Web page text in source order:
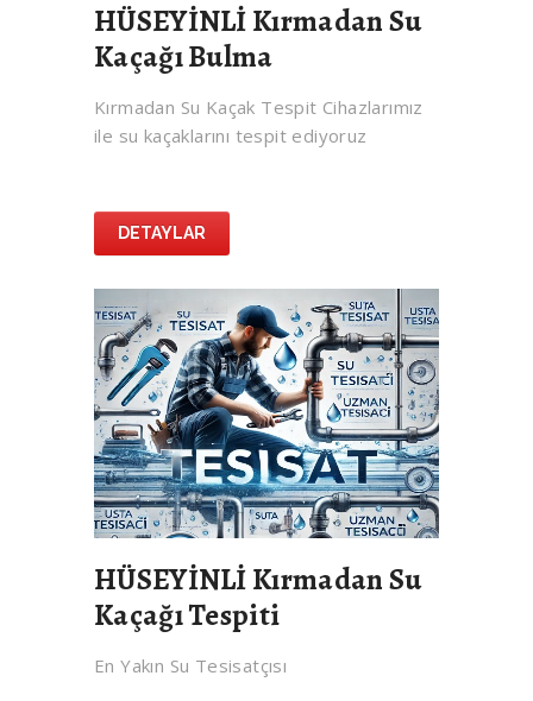
HÜSEYİNLİ Kırmadan Su
Kaçağı Bulma
Kırmadan Su Kaçak Tespit Cihazlarımız
ile su kaçaklarını tespit ediyoruz
DETAYLAR
HÜSEYİNLİ Kırmadan Su
Kaçağı Tespiti
En Yakın Su Tesisatçısı